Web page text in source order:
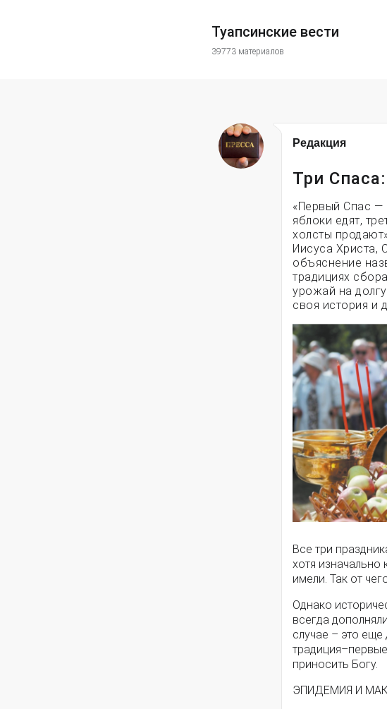
Туапсинские вести
39773 материалов
Редакция
Три
«Первый Спас —
яблоки едят,
холсты
Иисуса Христа,
объяснение
традициях
урожай на
своя история и
Все три
хотя изначально
имели. Так от
Однако
всегда
случае – это еще
приносить Богу.
ЭПИДЕМИЯ И